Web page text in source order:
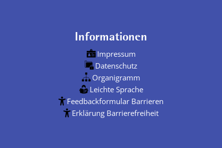
Informationen
Impressum
Datenschutz
Organigramm
Leichte Sprache
Feedbackformular Barrieren
Erklärung Barrierefreiheit